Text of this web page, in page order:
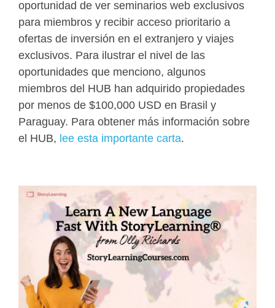
oportunidad de ver seminarios web exclusivos
para miembros y recibir acceso prioritario a
ofertas de inversión en el extranjero y viajes
exclusivos. Para ilustrar el nivel de las
oportunidades que menciono, algunos
miembros del HUB han adquirido propiedades
por menos de $100,000 USD en Brasil y
Paraguay. Para obtener más información sobre
el HUB, lee esta importante carta.